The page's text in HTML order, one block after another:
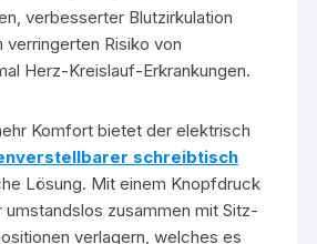
verbesserter Blutzirkulation
verringerten Risiko von
Herz-Kreislauf-Erkrankungen.
Komfort bietet der elektrisch
schreibtisch
Lösung. Mit einem Knopfdruck
umstandslos zusammen mit Sitz-
verlagern, welches es